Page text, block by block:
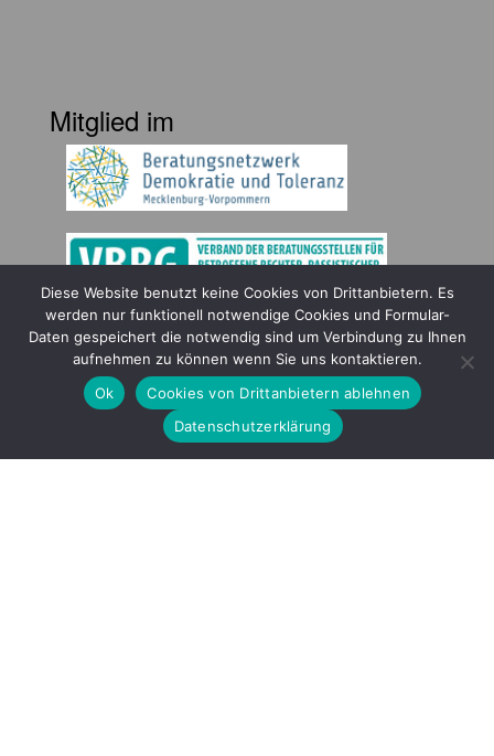
Mitglied im
Gefördert durch
Diese Website benutzt keine Cookies von Drittanbietern. Es
werden nur funktionell notwendige Cookies und Formular-
Daten gespeichert die notwendig sind um Verbindung zu Ihnen
aufnehmen zu können wenn Sie uns kontaktieren.
Ok
Cookies von Drittanbietern ablehnen
Datenschutzerklärung